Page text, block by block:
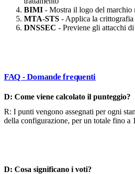
BIMI - Mostra il logo del
MTA-STS - Applica la crittografia
DNSSEC - Previene gli attacchi
FAQ - Domande frequenti
D: Come viene calcolato il punteggio?
R: I punti vengono assegnati per ogni
della configurazione, per un totale fino a
D: Cosa significano i voti?